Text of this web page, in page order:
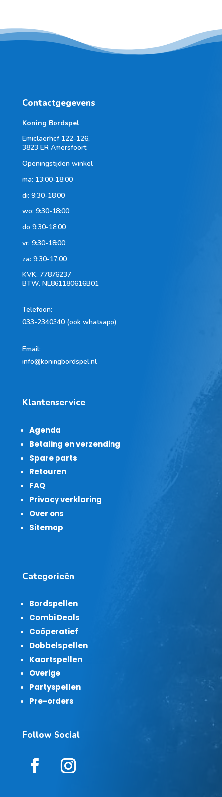
Contactgegevens
Koning Bordspel
Emiclaerhof 122-126,
3823 ER Amersfoort
Openingstijden winkel
ma: 13:00-18:00
di: 9:30-18:00
wo: 9:30-18:00
do 9:30-18:00
vr: 9:30-18:00
za: 9:30-17:00
KVK. 77876237
BTW. NL861180616B01
Telefoon:
033-2340340 (ook whatsapp)
Email:
info@koningbordspel.nl
Klantenservice
Agenda
Betaling en verzending
Spare parts
Retouren
FAQ
Privacy verklaring
Over ons
Sitemap
Categorieën
Bordspellen
Combi Deals
Coöperatief
Dobbelspellen
Kaartspellen
Overige
Partyspellen
Pre-orders
Follow Social